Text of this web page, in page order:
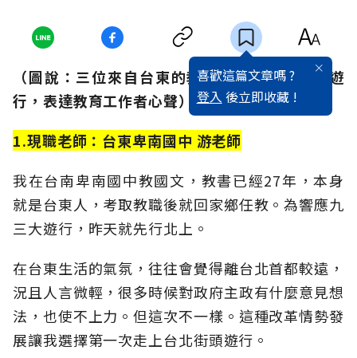
喜歡這篇文章嗎 ?
登入 後立即收藏 !
（圖說：三位來自台東的教師群，也北上聲援遊
行，表達教育工作者心聲）
1.現職老師：台東卑南國中 游老師
我在台南卑南國中教國文，教書已經27年，本身
就是台東人，考取教職後就回家鄉任教。為響應九
三大遊行，昨天就先行北上。
在台東生活的氣氛，往往會覺得離台北首都較遠，
況且人言微輕，很多時候對政府主政有什麼意見想
法，也使不上力。但這次不一樣。這種改革情勢發
展讓我選擇第一次走上台北街頭遊行。